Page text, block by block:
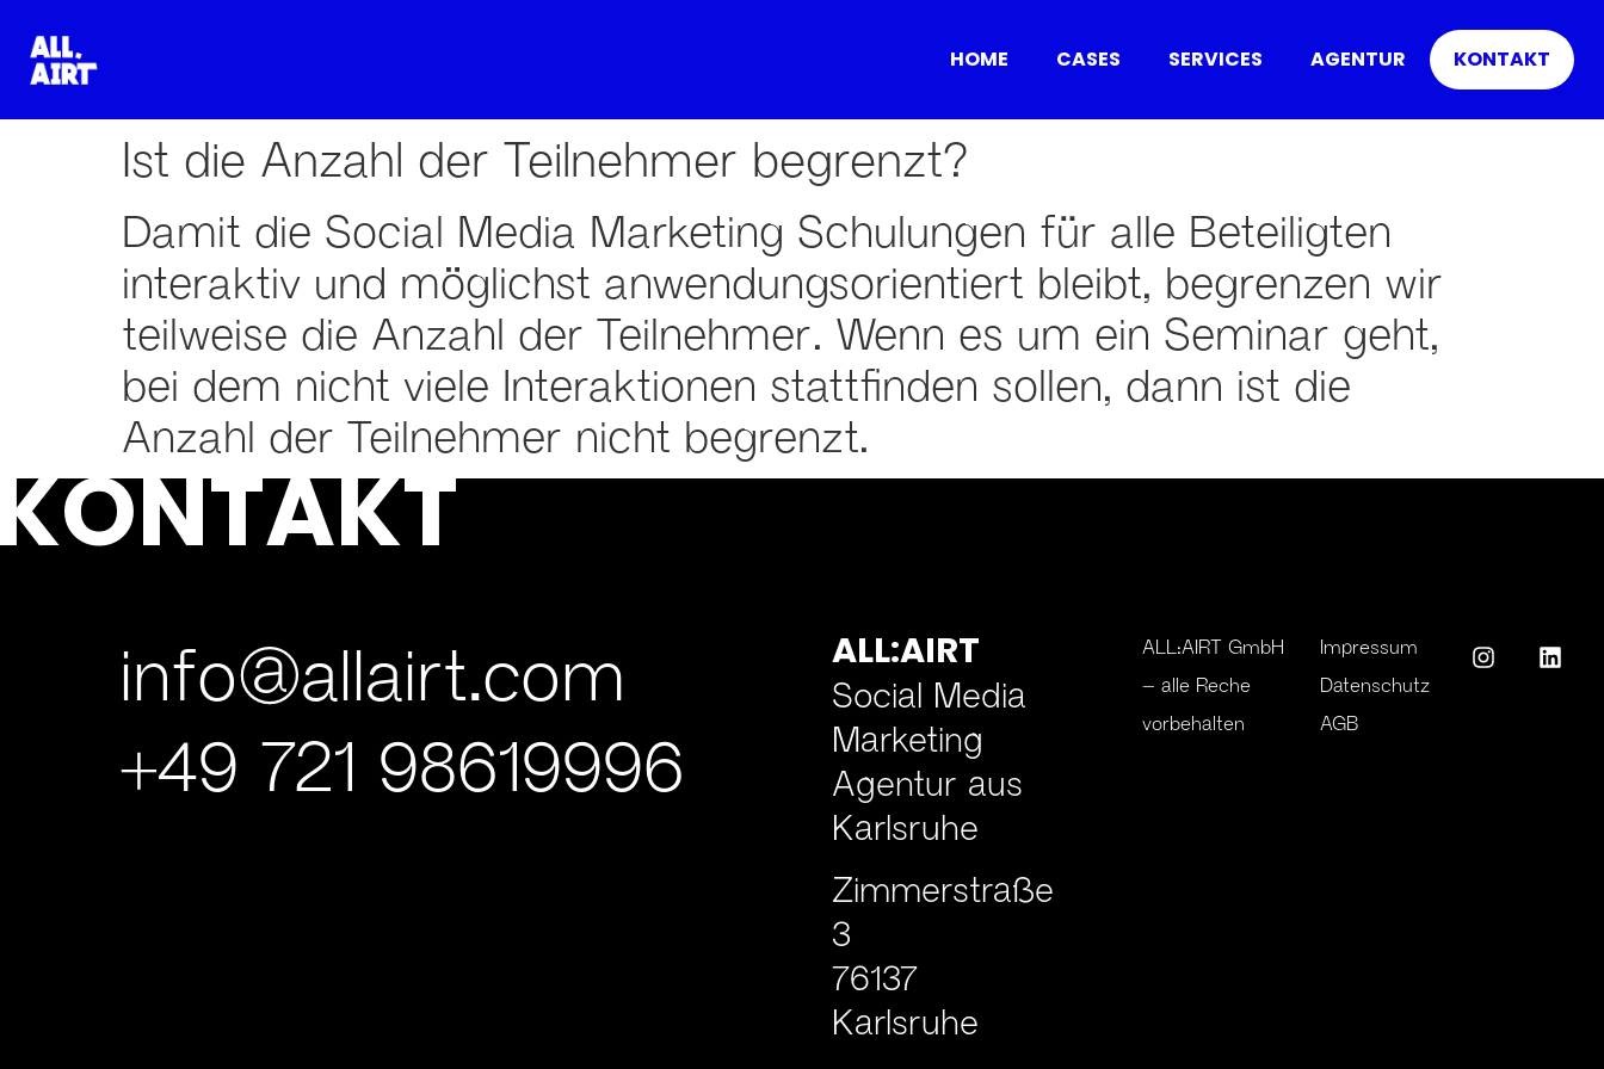
HOME CASES SERVICES AGENTUR KONTAKT
Ist die Anzahl der Teilnehmer begrenzt?
Damit die Social Media Marketing Schulungen für alle Beteiligten
interaktiv und möglichst anwendungsorientiert bleibt, begrenzen wir
teilweise die Anzahl der Teilnehmer. Wenn es um ein Seminar geht,
bei dem nicht viele Interaktionen stattfinden sollen, dann ist die
Anzahl der Teilnehmer nicht begrenzt.
info@allairt.com
+49 721 98619996
ALL:AIRT
Social Media
Marketing
Agentur aus
Karlsruhe
Zimmerstraße
3
76137
Karlsruhe
ALL:AIRT GmbH
– alle Reche
vorbehalten
Impressum
Datenschutz
AGB